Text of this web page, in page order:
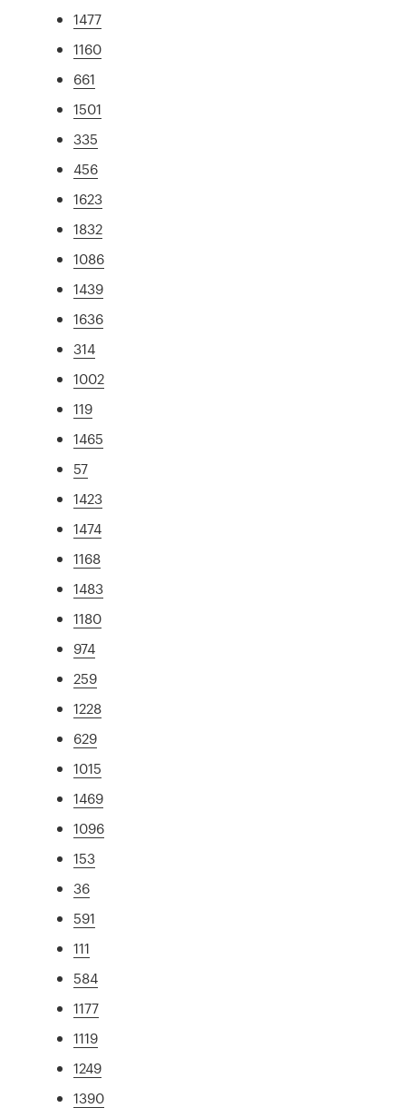
1477
1160
661
1501
335
456
1623
1832
1086
1439
1636
314
1002
119
1465
57
1423
1474
1168
1483
1180
974
259
1228
629
1015
1469
1096
153
36
591
111
584
1177
1119
1249
1390